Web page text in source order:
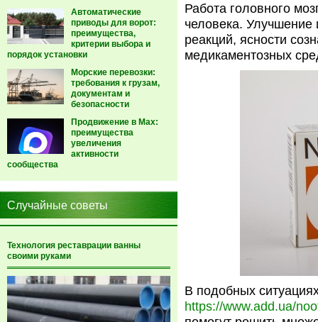
Автоматические
приводы для ворот:
преимущества,
критерии выбора и
порядок установки
Морские перевозки:
требования к грузам,
документам и
безопасности
Продвижение в Max:
преимущества
увеличения
активности
сообщества
Случайные советы
Технология реставрации ванны
своими руками
Работа головного
человека. Улучшение
реакций, ясности
медикаментозных
В подобных
https://www.add.ua/